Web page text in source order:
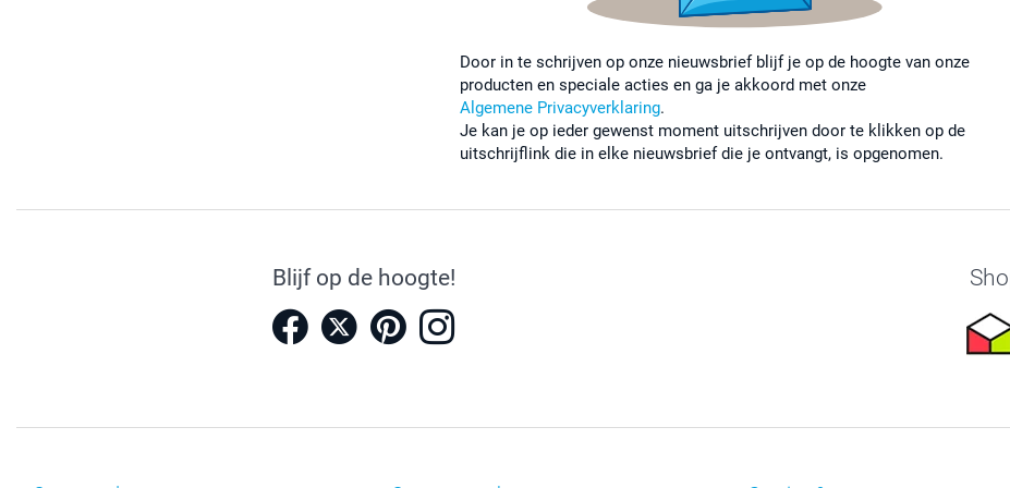
Door in te schrijven op onze nieuwsbrief blijf je op de hoogte van onze
producten en speciale acties en ga je akkoord met onze
Algemene Privacyverklaring.
Je kan je op ieder gewenst moment uitschrijven door te klikken op de
uitschrijflink die in elke nieuwsbrief die je ontvangt, is opgenomen.
Blijf op de hoogte!